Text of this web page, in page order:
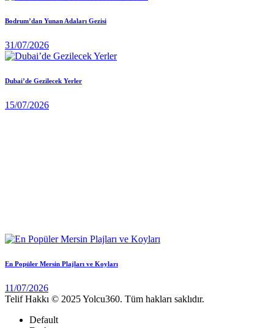
Bodrum’dan Yunan Adaları Gezisi
31/07/2026
Dubai’de Gezilecek Yerler
15/07/2026
En Popüler Mersin Plajları ve Koyları
11/07/2026
Telif Hakkı © 2025 Yolcu360. Tüm hakları saklıdır.
Default